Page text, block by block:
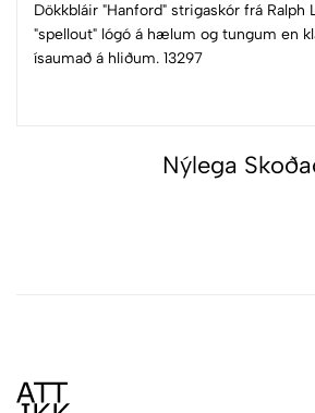
Dökkbláir "Hanford" strigaskór frá Ralph
"spellout" lógó á hælum og tungum en
ísaumað á hliðum. 13297
Nýlega